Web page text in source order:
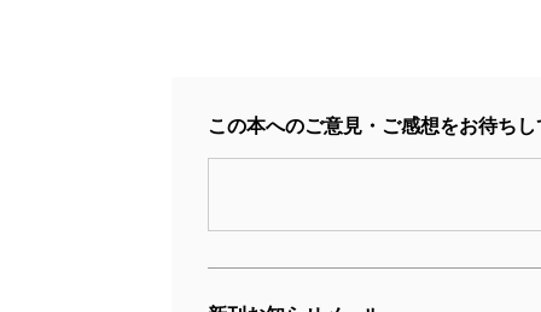
この本へのご意見・ご感想をお待ち